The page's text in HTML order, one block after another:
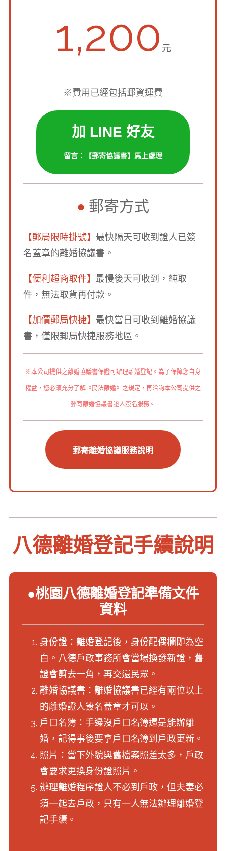
1,200 元
※費用已經包括郵資運費
加 LINE 好友
留言：【郵寄協議書】馬上處理
● 郵寄方式
【郵局限時掛號】 最快隔天可收到證人已簽
名蓋章的離婚協議書。
【便利超商取件】 最慢後天可收到，純取
件，無法取貨再付款。
【加價郵局快捷】 最快當日可收到離婚協議
書，僅限郵局快捷服務地區。
※本公司提供之離婚協議書保證可辦理離婚登記。為了保障您自身
權益，您必須充分了解《民法離婚》之規定，再洽詢本公司提供之
郵寄離婚協議書證人簽名服務。
郵寄離婚協議服務說明
八德離婚登記手續說明
●桃園八德離婚登記準備文件
資料
身份證：離婚登記後，身份配偶欄即為空
白。八德戶政事務所會當場換發新證，舊
證會剪去一角，再交還民眾。
離婚協議書：離婚協議書已經有兩位以上
的離婚證人簽名蓋章才可以。
戶口名簿：手邊沒戶口名簿還是能辦離
婚，記得事後要拿戶口名簿到戶政更新。
照片：當下外貌與舊檔案照差太多，戶政
會要求更換身份證照片。
辦理離婚程序證人不必到戶政，但夫妻必
須一起去戶政，只有一人無法辦理離婚登
記手續。